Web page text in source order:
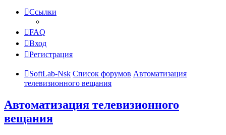
Ссылки
FAQ
Вход
Регистрация
SoftLab-Nsk Список форумов Автоматизация
телевизионного вещания
Автоматизация телевизионного
вещания